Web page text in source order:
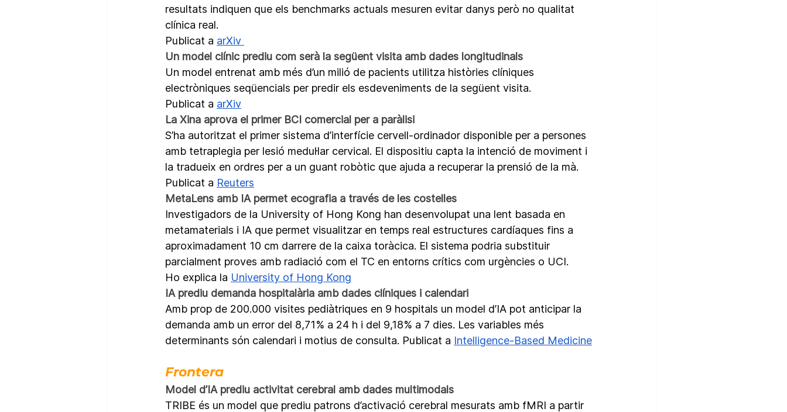
resultats indiquen que els benchmarks actuals mesuren evitar danys però no qualitat
clínica real.
Publicat a arXiv
Un model clínic prediu com serà la següent visita amb dades longitudinals
Un model entrenat amb més d’un milió de pacients utilitza històries clíniques
electròniques seqüencials per predir els esdeveniments de la següent visita.
Publicat a arXiv
La Xina aprova el primer BCI comercial per a paràlisi
S’ha autoritzat el primer sistema d’interfície cervell-ordinador disponible per a persones
amb tetraplegia per lesió medul·lar cervical. El dispositiu capta la intenció de moviment i
la tradueix en ordres per a un guant robòtic que ajuda a recuperar la prensió de la mà.
Publicat a Reuters
MetaLens amb IA permet ecografia a través de les costelles
Investigadors de la University of Hong Kong han desenvolupat una lent basada en
metamaterials i IA que permet visualitzar en temps real estructures cardíaques fins a
aproximadament 10 cm darrere de la caixa toràcica. El sistema podria substituir
parcialment proves amb radiació com el TC en entorns crítics com urgències o UCI.
Ho explica la University of Hong Kong
IA prediu demanda hospitalària amb dades clíniques i calendari
Amb prop de 200.000 visites pediàtriques en 9 hospitals un model d’IA pot anticipar la
demanda amb un error del 8,71% a 24 h i del 9,18% a 7 dies. Les variables més
determinants són calendari i motius de consulta. Publicat a Intelligence-Based Medicine
Frontera
Model d’IA prediu activitat cerebral amb dades multimodals
TRIBE és un model que prediu patrons d’activació cerebral mesurats amb fMRI a partir